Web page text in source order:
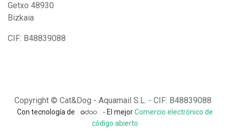
Getxo 48930
Bizkaia
CIF: B48839088
Copyright © Cat&Dog - Aquamail S.L. - CIF: B48839088
Con tecnología de - El mejorComercio electrónico de
código abierto